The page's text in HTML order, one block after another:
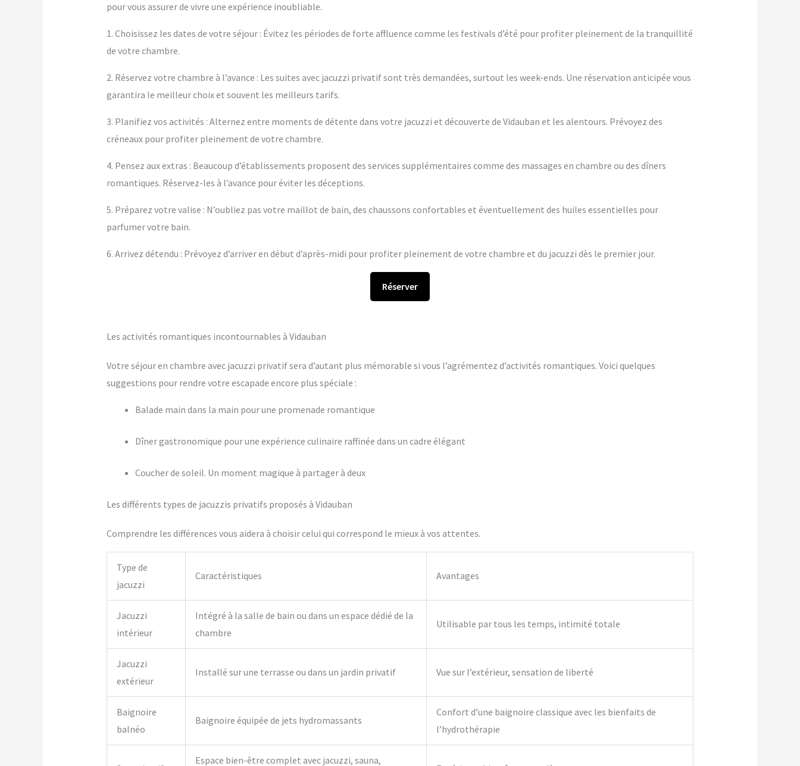
pour vous assurer de vivre une expérience inoubliable.
1. Choisissez les dates de votre séjour : Évitez les périodes de forte affluence comme les festivals d’été pour profiter pleinement de la tranquillité
de votre chambre.
2. Réservez votre chambre à l’avance : Les suites avec jacuzzi privatif sont très demandées, surtout les week-ends. Une réservation anticipée vous
garantira le meilleur choix et souvent les meilleurs tarifs.
3. Planifiez vos activités : Alternez entre moments de détente dans votre jacuzzi et découverte de Vidauban et les alentours. Prévoyez des
créneaux pour profiter pleinement de votre chambre.
4. Pensez aux extras : Beaucoup d’établissements proposent des services supplémentaires comme des massages en chambre ou des dîners
romantiques. Réservez-les à l’avance pour éviter les déceptions.
5. Préparez votre valise : N’oubliez pas votre maillot de bain, des chaussons confortables et éventuellement des huiles essentielles pour
parfumer votre bain.
6. Arrivez détendu : Prévoyez d’arriver en début d’après-midi pour profiter pleinement de votre chambre et du jacuzzi dès le premier jour.
Réserver
Les activités romantiques incontournables à Vidauban
Votre séjour en chambre avec jacuzzi privatif sera d’autant plus mémorable si vous l’agrémentez d’activités romantiques. Voici quelques
suggestions pour rendre votre escapade encore plus spéciale :
Balade main dans la main pour une promenade romantique
Dîner gastronomique pour une expérience culinaire raffinée dans un cadre élégant
Coucher de soleil. Un moment magique à partager à deux
Les différents types de jacuzzis privatifs proposés à Vidauban
Comprendre les différences vous aidera à choisir celui qui correspond le mieux à vos attentes.
Type de
jacuzzi
Caractéristiques Avantages
Jacuzzi
intérieur
Intégré à la salle de bain ou dans un espace dédié de la
chambre
Utilisable par tous les temps, intimité totale
Jacuzzi
extérieur
Installé sur une terrasse ou dans un jardin privatif Vue sur l’extérieur, sensation de liberté
Baignoire
balnéo
Baignoire équipée de jets hydromassants
Confort d’une baignoire classique avec les bienfaits de
l’hydrothérapie
Espace bien-être complet avec jacuzzi, sauna,